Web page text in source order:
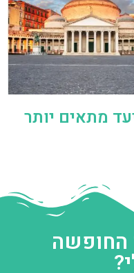
מתאים יותר
החופשה